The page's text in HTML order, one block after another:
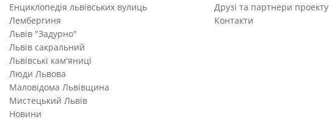
Енциклопедія львівських вулиць
Лембергиня
Львів "Задурно"
Львів сакральний
Львівські кам'яниці
Люди Львова
Маловідома Львівщина
Мистецький Львів
Новини
Друзі та партнери проекту
Контакти